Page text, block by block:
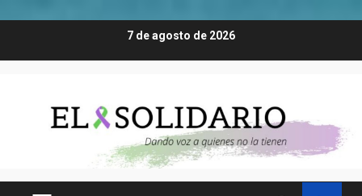
7 de agosto de 2026